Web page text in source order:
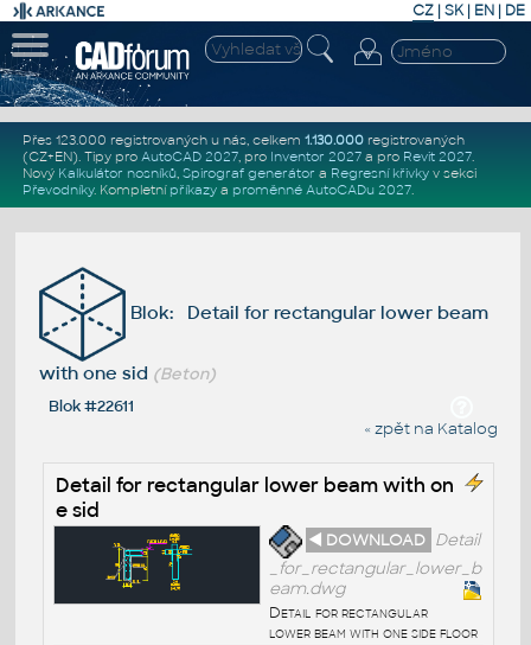
CZ | SK| EN | DE
Přes 123.000 registrovaných u nás, celkem 1.130.000registrovaných
(CZ+EN). Tipy pro AutoCAD 2027, pro Inventor 2027a pro Revit 2027.
Nový Kalkulátor nosníků, Spirograf generátor a Regresní křivkyv sekci
Převodníky. Kompletní příkazya proměnné AutoCADu 2027.
Blok: Detail for rectangular lower beam
with one sid (Beton)
Blok #22611
« zpět na Katalog
Detail for rectangular lower beam with on
e sid
◄ DOWNLOAD Detail
_for_rectangular_lower_b
eam.dwg
Detail for rectangular
lower beam with one side floor